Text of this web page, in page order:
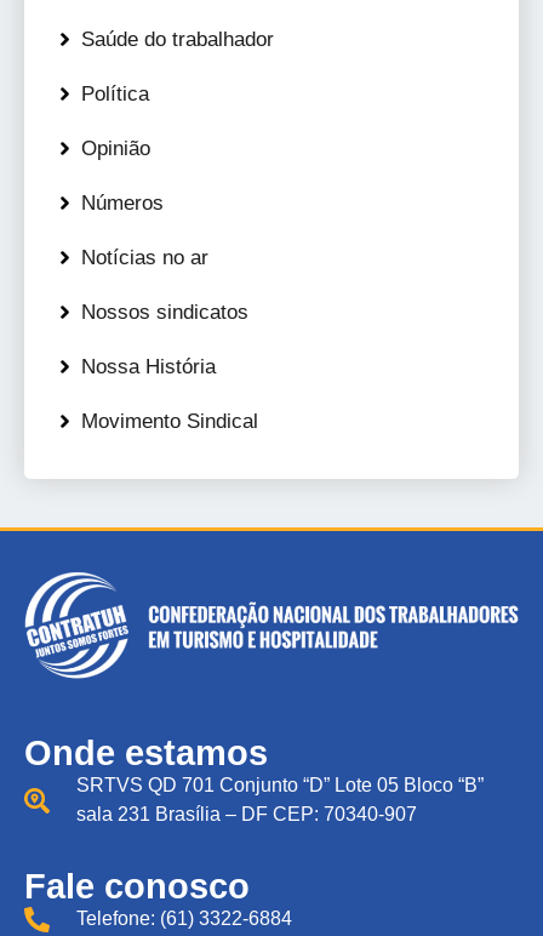
Saúde do trabalhador
Política
Opinião
Números
Notícias no ar
Nossos sindicatos
Nossa História
Movimento Sindical
Onde estamos
SRTVS QD 701 Conjunto “D” Lote 05 Bloco “B”
sala 231 Brasília – DF CEP: 70340-907
Fale conosco
Telefone: (61) 3322-6884